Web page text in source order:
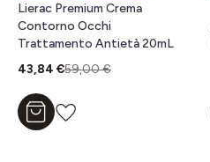
Lierac Premium Crema
Contorno Occhi
Trattamento Antietà 20mL
43,84 €59,00 €
Aggiungi al carrello